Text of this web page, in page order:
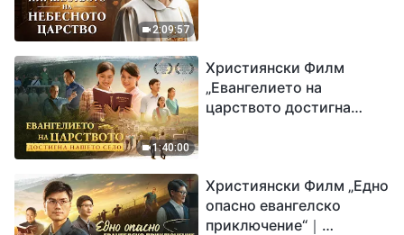
2:09:57
1:40:00
Християнски Филм
„Евангелието на
царството достигна
Християнски Филм „Едно
опасно евангелско
приключение“｜